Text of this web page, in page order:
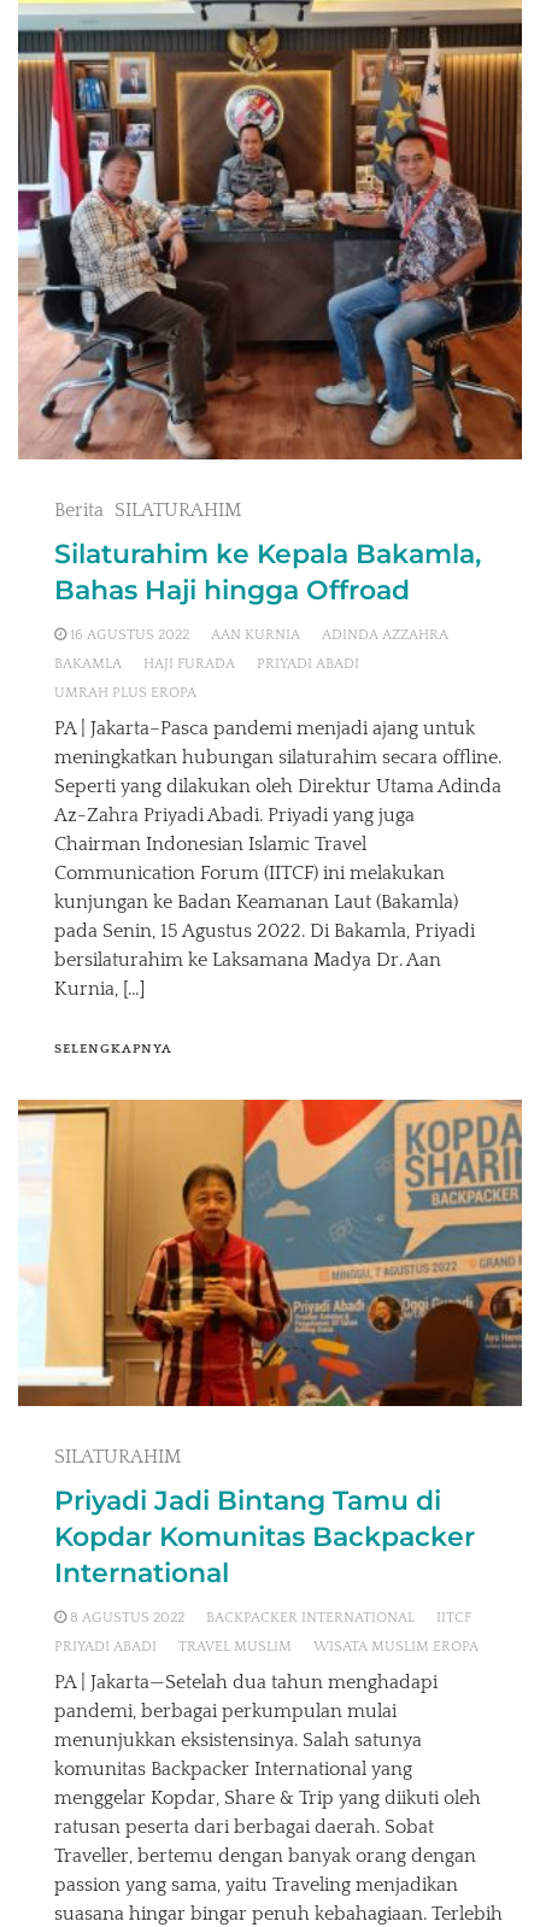
Berita SILATURAHIM
Silaturahim ke Kepala Bakamla,
Bahas Haji hingga Offroad
16 AGUSTUS 2022 AAN KURNIA
ADINDA AZZAHRA
BAKAMLA
HAJI FURADA
PRIYADI ABADI
UMRAH PLUS EROPA
PA | Jakarta–Pasca pandemi menjadi ajang untuk
meningkatkan hubungan silaturahim secara offline.
Seperti yang dilakukan oleh Direktur Utama Adinda
Az-Zahra Priyadi Abadi. Priyadi yang juga
Chairman Indonesian Islamic Travel
Communication Forum (IITCF) ini melakukan
kunjungan ke Badan Keamanan Laut (Bakamla)
pada Senin, 15 Agustus 2022. Di Bakamla, Priyadi
bersilaturahim ke Laksamana Madya Dr. Aan
Kurnia, […]
SELENGKAPNYA
SILATURAHIM
Priyadi Jadi Bintang Tamu di
Kopdar Komunitas Backpacker
International
8 AGUSTUS 2022 BACKPACKER INTERNATIONAL
IITCF
PRIYADI ABADI
TRAVEL MUSLIM WISATA MUSLIM EROPA
PA | Jakarta—Setelah dua tahun menghadapi
pandemi, berbagai perkumpulan mulai
menunjukkan eksistensinya. Salah satunya
komunitas Backpacker International yang
menggelar Kopdar, Share & Trip yang diikuti oleh
ratusan peserta dari berbagai daerah. Sobat
Traveller, bertemu dengan banyak orang dengan
passion yang sama, yaitu Traveling menjadikan
suasana hingar bingar penuh kebahagiaan. Terlebih